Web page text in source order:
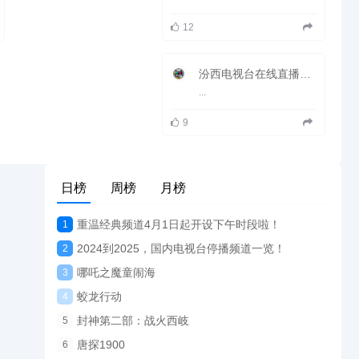
12
9
日榜 周榜 月榜
1 重温经典频道4月1日起开设下午时段啦！
2 2024到2025，国内电视台停播频道一览！
3 哪吒之魔童闹海
4 蛟龙行动
5 封神第二部：战火西岐
6 唐探1900